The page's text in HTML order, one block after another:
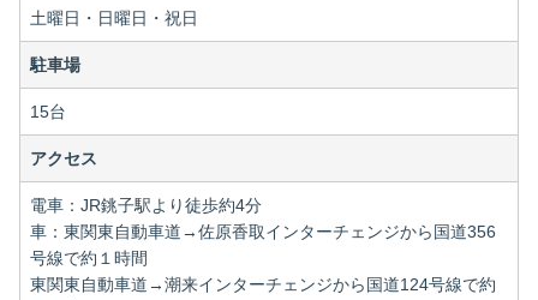
土曜日・日曜日・祝日
駐車場
15台
アクセス
電車：JR銚子駅より徒歩約4分
車：東関東自動車道→佐原香取インターチェンジから国道356
号線で約１時間
東関東自動車道→潮来インターチェンジから国道124号線で約